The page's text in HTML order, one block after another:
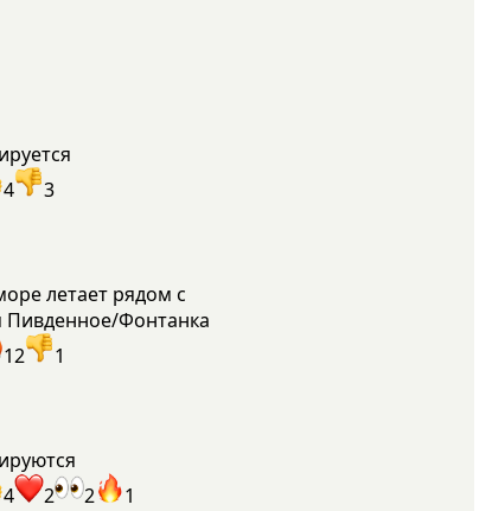
4 3
летает рядом с
Пивденное/Фонтанка
12 1
4 2 2 1